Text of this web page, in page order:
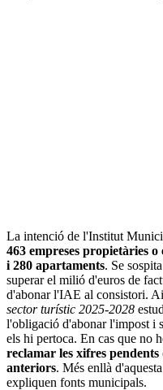
La intenció de l'Institut
463 empreses propietàries
i 280 apartaments. Se
superar el milió d'euros de
d'abonar l'IAE al consistori.
sector turístic 2025-2028
l'obligació d'abonar l'impost i
els hi pertoca. En cas que no
reclamar les xifres pendents
anteriors. Més enllà
expliquen fonts municipals.